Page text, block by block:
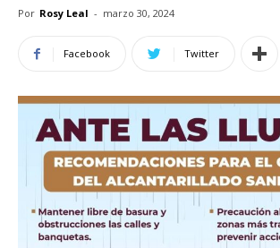
Por Rosy Leal - marzo 30, 2024
Facebook Twitter